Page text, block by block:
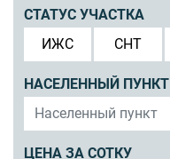
СТАТУС УЧАСТКА
ИЖС
СНТ
НАСЕЛЕННЫЙ ПУНКТ
ЦЕНА ЗА СОТКУ